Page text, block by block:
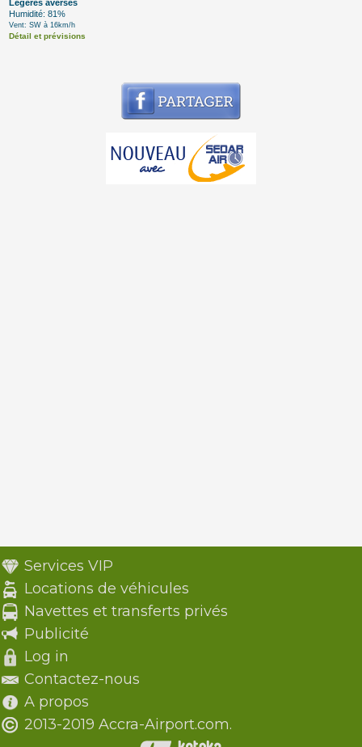
Légères averses
Humidité: 81%
Vent: SW à 16km/h
Détail et prévisions
Services VIP
Locations de véhicules
Navettes et transferts privés
Publicité
Log in
Contactez-nous
A propos
2013-2019 Accra-Airport.com.